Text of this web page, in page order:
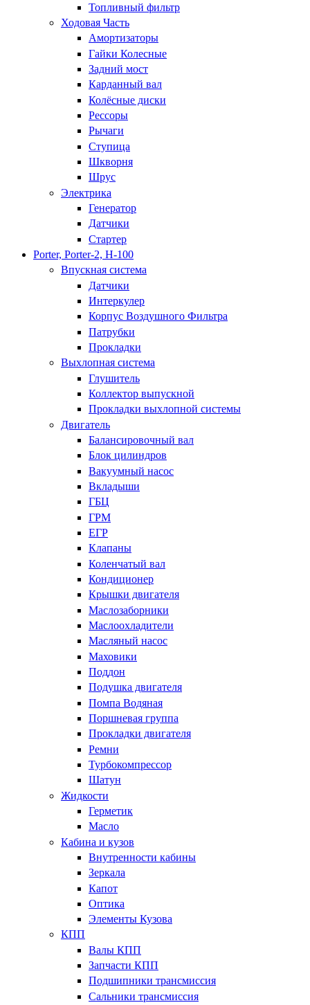
Топливный фильтр
Ходовая Часть
Амортизаторы
Гайки Колесные
Задний мост
Карданный вал
Колёсные диски
Рессоры
Рычаги
Ступица
Шкворня
Шрус
Электрика
Генератор
Датчики
Стартер
Porter, Porter-2, H-100
Впускная система
Датчики
Интеркулер
Корпус Воздушного Фильтра
Патрубки
Прокладки
Выхлопная система
Глушитель
Коллектор выпускной
Прокладки выхлопной системы
Двигатель
Балансировочный вал
Блок цилиндров
Вакуумный насос
Вкладыши
ГБЦ
ГРМ
ЕГР
Клапаны
Коленчатый вал
Кондиционер
Крышки двигателя
Маслозаборники
Маслоохладители
Масляный насос
Маховики
Поддон
Подушка двигателя
Помпа Водяная
Поршневая группа
Прокладки двигателя
Ремни
Турбокомпрессор
Шатун
Жидкости
Герметик
Масло
Кабина и кузов
Внутренности кабины
Зеркала
Капот
Оптика
Элементы Кузова
КПП
Валы КПП
Запчасти КПП
Подшипники трансмиссия
Сальники трансмиссия